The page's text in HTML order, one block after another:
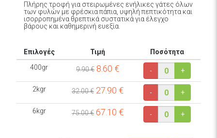
Πλήρης τροφή για στειρωμένες ενήλικες γάτες όλων
των φυλών με φρέσκια πάπια, υψηλή πεπτικότητα και
ισορροπημένα θρεπτικά συστατικά για έλεγχο
βάρους και καθημερινή ευεξία.
Επιλογές Τιμή
Ποσότητα
400gr
9.90 € 8.60 € - +
2kgr 32.00 € 27.90 € - +
6kgr 75.00 € 67.10 € - +